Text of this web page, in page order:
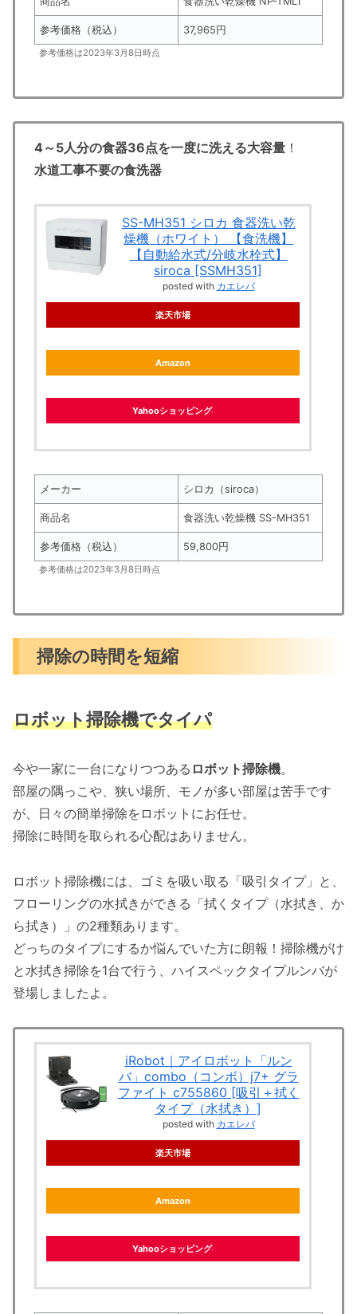
参考価格（税込） 37,965円
参考価格は2023年3月8日時点
4～5人分の食器36点を一度に洗える大容量 ！
水道工事不要の食洗器
SS-MH351 シロカ 食器洗い乾
燥機（ホワイト） 【食洗機】
【自動給水式/分岐水栓式】
siroca [SSMH351]
posted with カエレバ
楽天市場
Amazon
Yahooショッピング
メーカー シロカ（siroca）
商品名 食器洗い乾燥機 SS-MH351
参考価格（税込） 59,800円
参考価格は2023年3月8日時点
掃除の時間を短縮
ロボット掃除機でタイパ
今や一家に一台になりつつある ロボット掃除機。
部屋の隅っこや、狭い場所、モノが多い部屋は苦手です
が、日々の簡単掃除をロボットにお任せ。
掃除に時間を取られる心配はありません。
ロボット掃除機には、ゴミを吸い取る「吸引タイプ」と、
フローリングの水拭きができる「拭くタイプ（水拭き、か
ら拭き）」の2種類あります。
どっちのタイプにするか悩んでいた方に朗報！掃除機がけ
と水拭き掃除を1台で行う、ハイスペックタイプルンバが
登場しましたよ。
iRobot｜アイロボット「ルン
バ」combo（コンボ）j7+ グラ
ファイト c755860 [吸引＋拭く
タイプ（水拭き）]
posted with カエレバ
楽天市場
Amazon
Yahooショッピング